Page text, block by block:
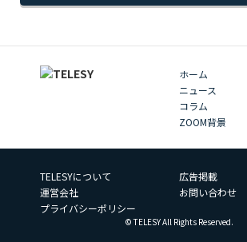
ホーム
ニュース
コラム
ZOOM背景
TELESYについて
広告掲載
運営会社
お問い合わせ
プライバシーポリシー
© TELESY All Rights Reserved.